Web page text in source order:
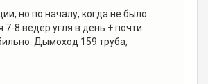
но по началу, когда не было
8 ведер угля в день + почти
Дымоход 159 труба,